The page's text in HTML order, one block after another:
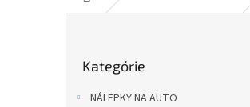
kategórie
Kategórie
NÁLEPKY NA AUTO